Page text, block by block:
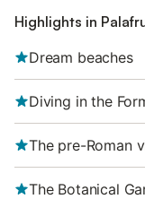
Highlights in
Dream beaches
Diving in the
The pre-Roman
The Botanical